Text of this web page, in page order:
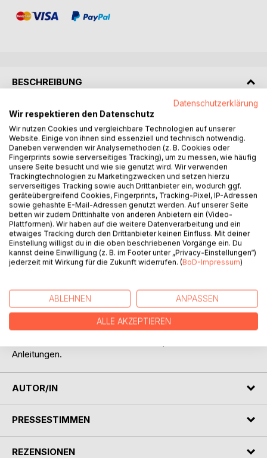
BESCHREIBUNG
Es ist höchste Zeit, dass wir erkennen, wie wichtig eine
ausreichende Bewegung für unsere Gesundheit ist und
entsprechend auch handeln müssen. Unsere Gelenke
werden unbrauchbar und zerstören sich allmählich selbst,
wenn sie nicht richtig bewegt werden. Ebenso
verschlechtert sich unser Kreislauf und die Blutgefäße
können sich verengen.
Unser Körper ist auf Bewegung angewiesen, seine
Funktionen sind darauf angelegt. Seit Urzeiten bis ins letzte
Jahrhundert gab es keine Probleme.
Ausreichende Bewegung ergab sich zwangsläufig aus den
Lebensbedingungen.
Heute sind wir zu einer Sitzgesellschaft geworden. Dieser
Lebenshaltung entspricht nicht mehr der integrierten
Gebrauchsanweisung unseres Körpers. Wir haben jetzt die
Verantwortung, aktiv die entstehenden Defizite an
Bewegung auszugleichen.
Anleitungen.
AUTOR/IN
PRESSESTIMMEN
REZENSIONEN
Datenschutzerklärung
Wir respektieren den Datenschutz
Wir nutzen Cookies und vergleichbare Technologien auf unserer
Website. Einige von ihnen sind essenziell und technisch notwendig.
Daneben verwenden wir Analysemethoden (z. B. Cookies oder
Fingerprints sowie serverseitiges Tracking), um zu messen, wie häufig
unsere Seite besucht und wie sie genutzt wird. Wir verwenden
Trackingtechnologien zu Marketingzwecken und setzen hierzu
serverseitiges Tracking sowie auch Drittanbieter ein, wodurch ggf.
geräteübergreifend Cookies, Fingerprints, Tracking-Pixel, IP-Adressen
sowie gehashte E-Mail-Adressen genutzt werden. Auf unserer Seite
betten wir zudem Drittinhalte von anderen Anbietern ein (Video-
Plattformen). Wir haben auf die weitere Datenverarbeitung und ein
etwaiges Tracking durch den Drittanbieter keinen Einfluss. Mit deiner
Einstellung willigst du in die oben beschriebenen Vorgänge ein. Du
kannst deine Einwilligung (z. B. im Footer unter „Privacy-Einstellungen“)
jederzeit mit Wirkung für die Zukunft widerrufen. (BoD-Impressum)
ABLEHNEN ANPASSEN
ALLE AKZEPTIEREN